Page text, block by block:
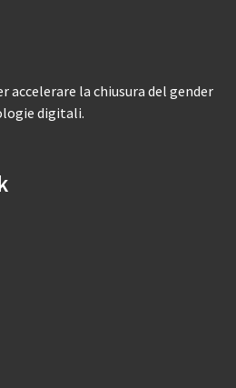
accelerare la chiusura del gender
digitali.